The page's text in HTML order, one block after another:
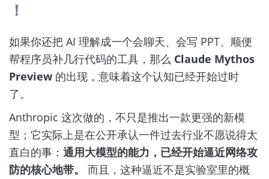
！
如果你还把 AI 理解成一个会聊天、会写 PPT、顺便
帮程序员补几行代码的工具，那么 Claude Mythos
Preview 的出现，意味着这个认知已经开始过时
了。
Anthropic 这次做的，不只是推出一款更强的新模
型；它实际上是在公开承认一件过去行业不愿说得太
直白的事： 通用大模型的能力，已经开始逼近网络攻
防的核心地带。
而且，这种逼近不是实验室里的概